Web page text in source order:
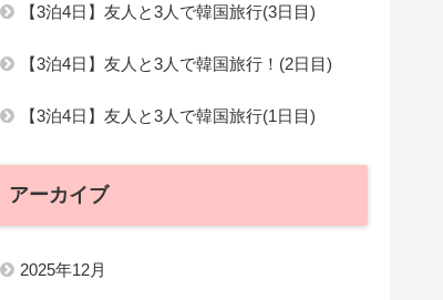
【3泊4日】友人と3人で韓国旅行(3日目)
【3泊4日】友人と3人で韓国旅行！(2日目)
【3泊4日】友人と3人で韓国旅行(1日目)
アーカイブ
2025年12月